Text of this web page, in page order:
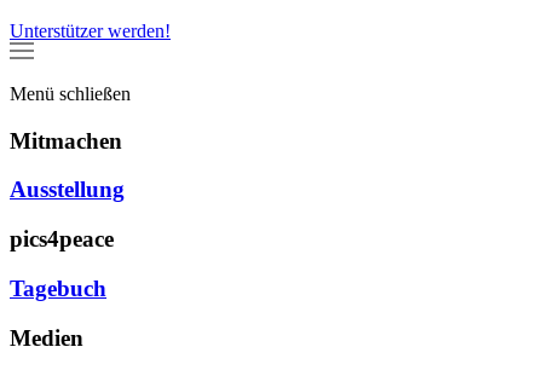
Unterstützer werden!
Menü schließen
Mitmachen
Ausstellung
pics4peace
Tagebuch
Medien